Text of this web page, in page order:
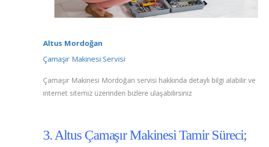
Altus Mordoğan
Çamaşır Makinesi Servisi
Çamaşır Makinesi Mordoğan servisi hakkında detaylı bilgi alabilir ve
internet sitemiz üzerinden bizlere ulaşabilirsiniz
3. Altus Çamaşır Makinesi Tamir Süreci;